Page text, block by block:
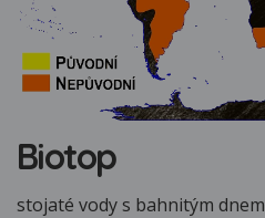
Biotop
stojaté vody s bahnitým dnem